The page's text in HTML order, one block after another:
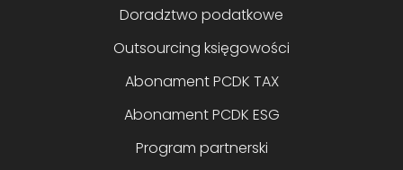
Doradztwo podatkowe
Outsourcing księgowości
Abonament PCDK TAX
Abonament PCDK ESG
Program partnerski